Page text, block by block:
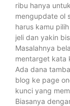
ribu hanya
mengupdate ol
harus kamu
jeli dan yakin
Masalahnya
mentarget kata
Ada dana
blog ke page
kunci yang
Biasanya